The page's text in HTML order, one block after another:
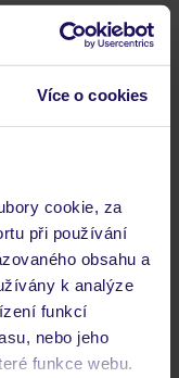
Více o cookies
cookie, za
při používání
obsahu a
k analýze
funkcí
nebo jeho
funkce webu.